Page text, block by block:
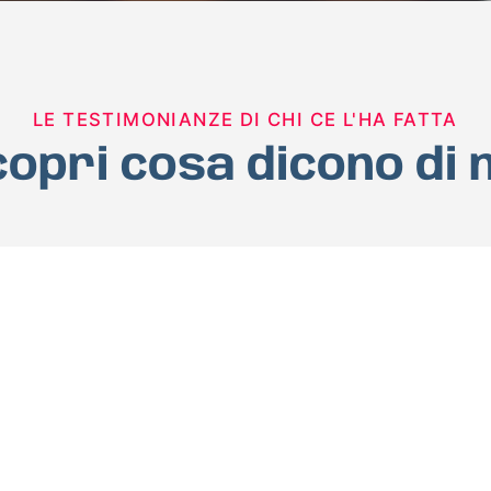
LE TESTIMONIANZE DI CHI CE L'HA FATTA
cosa dicono di